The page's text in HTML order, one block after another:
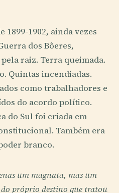
1902, ainda vezes
dos Bôeres,
raiz. Terra queimada.
Quintas incendiadas.
como trabalhadores e
do acordo político.
do Sul foi criada em
Também era
branco.
um magnata, mas um
próprio destino que tratou